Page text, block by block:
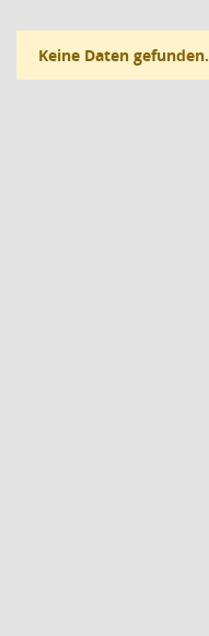
Keine Daten gefunden.